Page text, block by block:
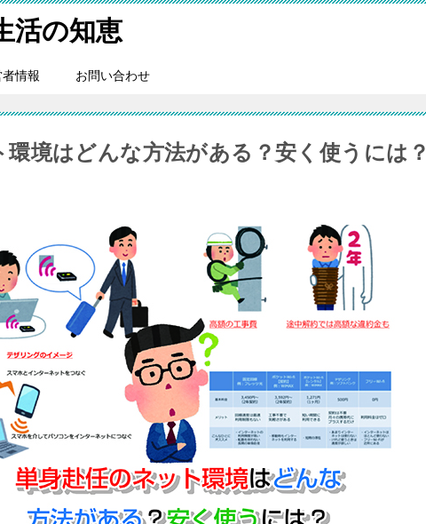
活の知恵
情報 お問い合わせ
境はどんな方法がある？安く使うには？